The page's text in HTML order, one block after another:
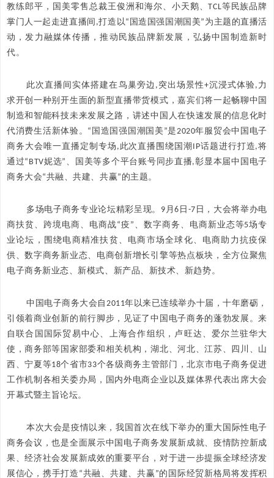
教练郎平，国美零售总裁王俊洲和海尔、小天鹅、TCL等民族品牌
掌门人一起走进直播间,打造以“国造国强国潮国美”为主题的直播活
动，发力融媒体传播，推动民族品牌新发展，弘扬中国制造新时
代。
此次直播间实体搭建在鸟巢旁边,突出场景性+沉浸式体验,力
求开创一种别开生面的新型直播带货模式，嘉宾们将一起畅聊中国
制造和智能科技未来发展之路，讲述中国人在快速发展的信息化时
代消费生活新体验。“国造国强国潮国美”是2020年服贸会中国电子
商务大会唯一直播定制专场,此次直播围绕国潮IP话题进行打造,将
通过“BTV妮选”、国美等多个平台账号同步直播,彰显本届中国电子
商务大会“共融、共建、共赢”的主题。
多场电子商务专业论坛精彩呈现。9月6日-7日，大会将举办电
商扶贫、跨境电商、电商战“疫”、数字商务、电商新业态等5场专
业论坛，围绕电商精准扶贫、电商市场全球化、电商助力抗疫保
供、数字商务新业态、电商创新增长引擎等热点板块，全方位聚焦
电子商务新业态、新模式、新产品、新技术、新趋势。
中国电子商务大会自2011年以来已连续举办十届，十年磨砺，
引领着商业创新的前行脚步，见证了中国电子商务的蓬勃发展。来
自联合国国际贸易中心、上海合作组织，卢旺达、爱尔兰驻华大
使，商务部等国家部委和相关机构，湖北、河北、江苏、四川、山
西、宁夏等18个省市33个各级商务主管部门，北京市电子商务促进
工作机制各相关委办局，国内外电商企业以及媒体界代表出席大会
开幕式暨主旨论坛。
本次大会是疫情以来，我国首次在线下举办的重大国际性电子
商务会议，也是全面展示中国电子商务发展新成就、疫情防控新成
果、经济社会发展新成效的重要平台，对于进一步提振全球经济发
展信心，携手打造“共融、共建、共赢”的国际经贸新格局将发挥积